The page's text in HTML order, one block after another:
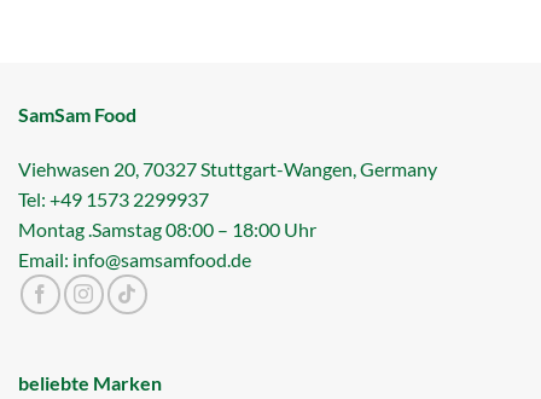
SamSam Food
Viehwasen 20, 70327 Stuttgart-Wangen, Germany
Tel: +49 1573 2299937
Montag .Samstag 08:00 – 18:00 Uhr
Email: info@samsamfood.de
beliebte Marken